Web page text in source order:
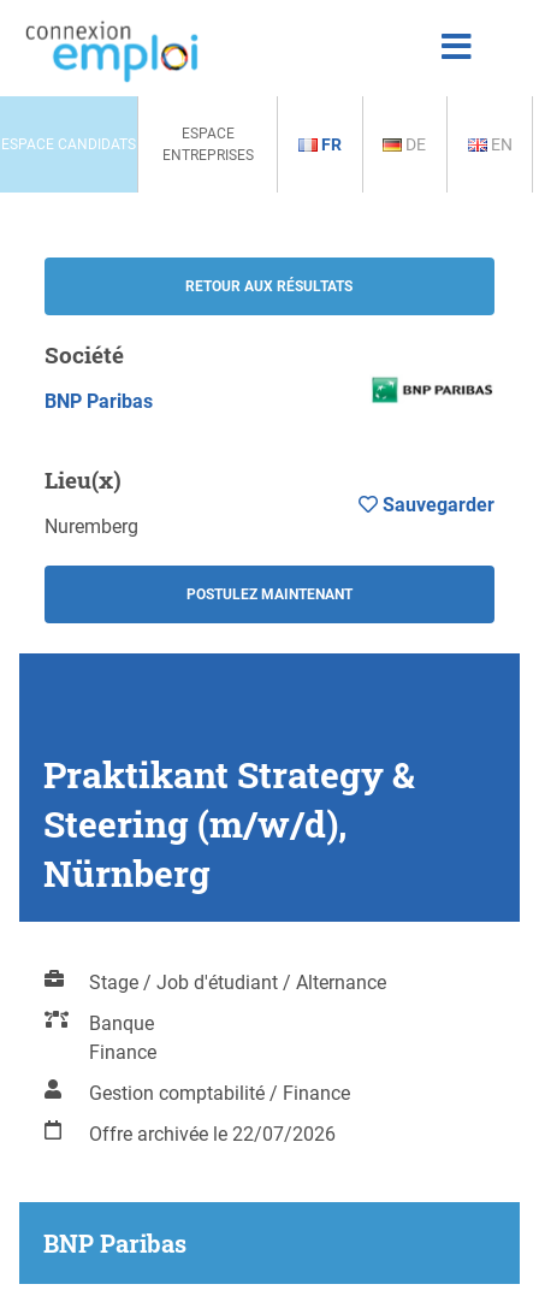
ESPACE CANDIDATS
ESPACE
ENTREPRISES
FR DE EN
RETOUR AUX RÉSULTATS
Société
BNP Paribas
Lieu(x)
Nuremberg
POSTULEZ MAINTENANT
Sauvegarder
Praktikant Strategy &
Steering (m/w/d),
Nürnberg
Stage / Job d'étudiant / Alternance
Banque
Finance
Gestion comptabilité / Finance
Offre archivée le 22/07/2026
BNP Paribas